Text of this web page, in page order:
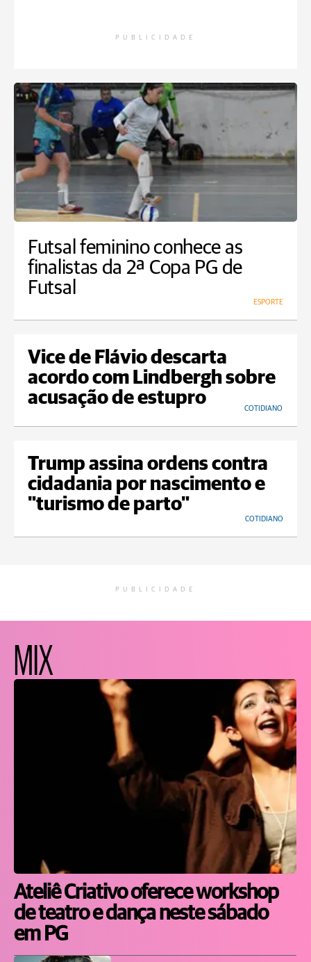
PUBLICIDADE
Futsal feminino conhece as
finalistas da 2ª Copa PG de
Futsal
ESPORTE
Vice de Flávio descarta
acordo com Lindbergh sobre
acusação de estupro
COTIDIANO
Trump assina ordens contra
cidadania por nascimento e
"turismo de parto"
COTIDIANO
PUBLICIDADE
MIX
Ateliê Criativo oferece workshop
de teatro e dança neste sábado
em PG